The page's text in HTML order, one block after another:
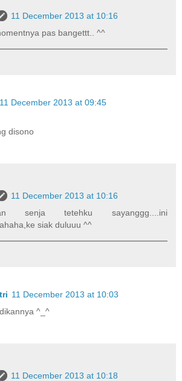
11 December 2013 at 10:16
pas bangettt.. ^^
11 December 2013 at 09:45
disono
11 December 2013 at 10:16
senja tetehku sayanggg....ini
siak duluuu ^^
11 December 2013 at 10:03
^_^
11 December 2013 at 10:18